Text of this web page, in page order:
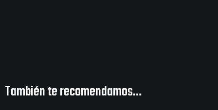
También te recomendamos…